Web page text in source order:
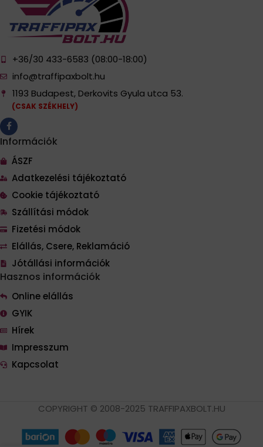
+36/30 433-6583 (08:00-18:00)
info@traffipaxbolt.hu
1193 Budapest, Derkovits Gyula utca 53.
(CSAK SZÉKHELY)
Információk
ÁSZF
Adatkezelési tájékoztató
Cookie tájékoztató
Szállítási módok
Fizetési módok
Elállás, Csere, Reklamáció
Jótállási információk
Hasznos információk
Online elállás
GYIK
Hírek
Impresszum
Kapcsolat
COPYRIGHT © 2008-2025 TRAFFIPAXBOLT.HU